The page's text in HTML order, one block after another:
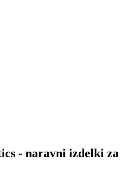
- naravni izdelki za